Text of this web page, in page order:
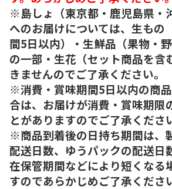
※島しょ（東京都・鹿児島県・
へのお届けについては、生もの
間5日以内）・生鮮品（果物・野
の一部・生花（セット商品を含
きませんのでご了承ください。
※消費・賞味期間5日以内の商
合は、お届けが消費・賞味期限
とがありますのでご了承くださ
※商品到着後の日持ち期間は、
配送日数、ゆうパックの配送日
在保管期間などにより短くなる
すのであらかじめご了承くださ